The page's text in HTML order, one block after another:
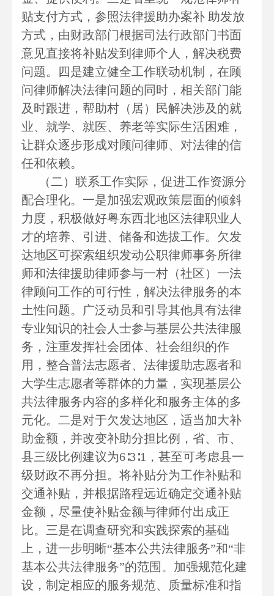
贴支付方式，参照法律援助办案补 助发放
方式，由财政部门根据司法行政部门书面
意见直接将补贴发到律师个人，解决税费
问题。四是建立健全工作联动机制，在顾
问律师解决法律问题的同时，相关部门能
及时跟进，帮助村（居）民解决涉及的就
业、就学、就医、养老等实际生活困难，
让群众逐步形成对顾问律师、对法律的信
任和依赖。
（二）联系工作实际，促进工作资源分
配合理化。一是加强宏观政策层面的倾斜
力度，积极做好粤东西北地区法律职业人
才的培养、引进、储备和选拔工作。欠发
达地区可探索组织发动公职律师事务所律
师和法律援助律师参与一村（社区）一法
律顾问工作的可行性，解决法律服务的本
土性问题。广泛动员和引导其他具有法律
专业知识的社会人士参与基层公共法律服
务，注重发挥社会团体、社会组织的作
用，整合普法志愿者、法律援助志愿者和
大学生志愿者等群体的力量，实现基层公
共法律服务内容的多样化和服务主体的多
元化。二是对于欠发达地区，适当加大补
助金额，并改变补助分担比例，省、市、
县三级比例建议为6∶3∶1，甚至可考虑县一
级财政不再分担。将补贴分为工作补贴和
交通补贴，并根据路程远近确定交通补贴
金额，尽量使补贴金额与律师付出成正
比。三是在调查研究和实践探索的基础
上，进一步明晰“基本公共法律服务”和“非
基本公共法律服务”的范围。加强规范化建
设，制定相应的服务规范、质量标准和指